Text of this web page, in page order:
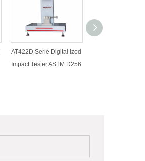
AT422D Serie Digital Izod
Impact Tester ASTM D256